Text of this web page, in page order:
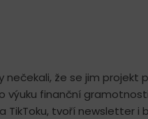
nečekali, že se jim
výuku finanční
TikToku, tvoří newsletter i